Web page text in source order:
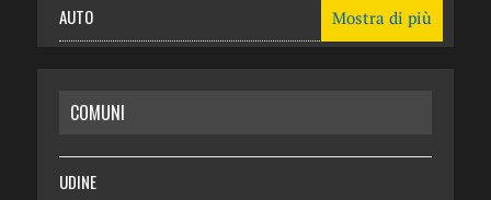
AUTO
RISPARMIO
SALUTE
Mostra di più
COMUNI
UDINE